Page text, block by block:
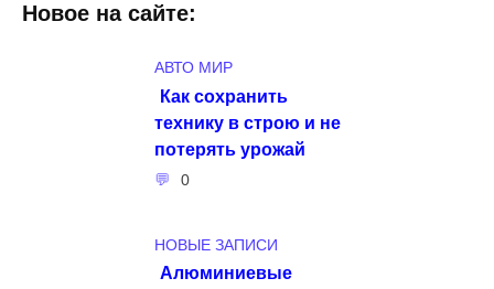
Новое на сайте:
АВТО МИР
Как сохранить
технику в строю и не
потерять урожай
0
НОВЫЕ ЗАПИСИ
Алюминиевые